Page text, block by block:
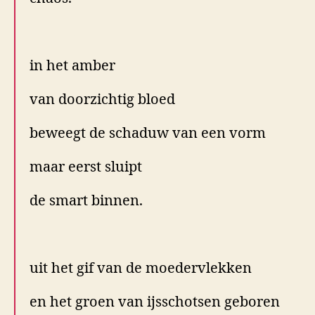
in het amber
van doorzichtig bloed
beweegt de schaduw van een vorm
maar eerst sluipt
de smart binnen.
uit het gif van de moedervlekken
en het groen van ijsschotsen geboren